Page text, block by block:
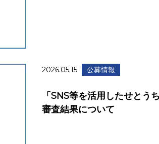
2026.05.15 公募情報
「SNS等を活用したせとう
審査結果について